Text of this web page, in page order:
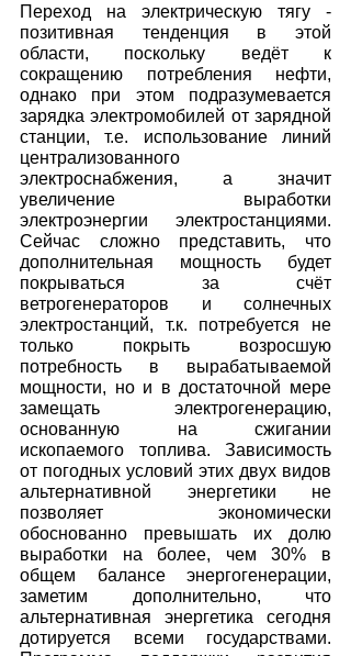
Переход на электрическую тягу -
позитивная тенденция в этой
области, поскольку ведёт к
сокращению потребления нефти,
однако при этом подразумевается
зарядка электромобилей от зарядной
станции, т.е. использование линий
централизованного
электроснабжения, а значит
увеличение выработки
электроэнергии электростанциями.
Сейчас сложно представить, что
дополнительная мощность будет
покрываться за счёт
ветрогенераторов и солнечных
электростанций, т.к. потребуется не
только покрыть возросшую
потребность в вырабатываемой
мощности, но и в достаточной мере
замещать электрогенерацию,
основанную на сжигании
ископаемого топлива. Зависимость
от погодных условий этих двух видов
альтернативной энергетики не
позволяет экономически
обоснованно превышать их долю
выработки на более, чем 30% в
общем балансе энергогенерации,
заметим дополнительно, что
альтернативная энергетика сегодня
дотируется всеми государствами.